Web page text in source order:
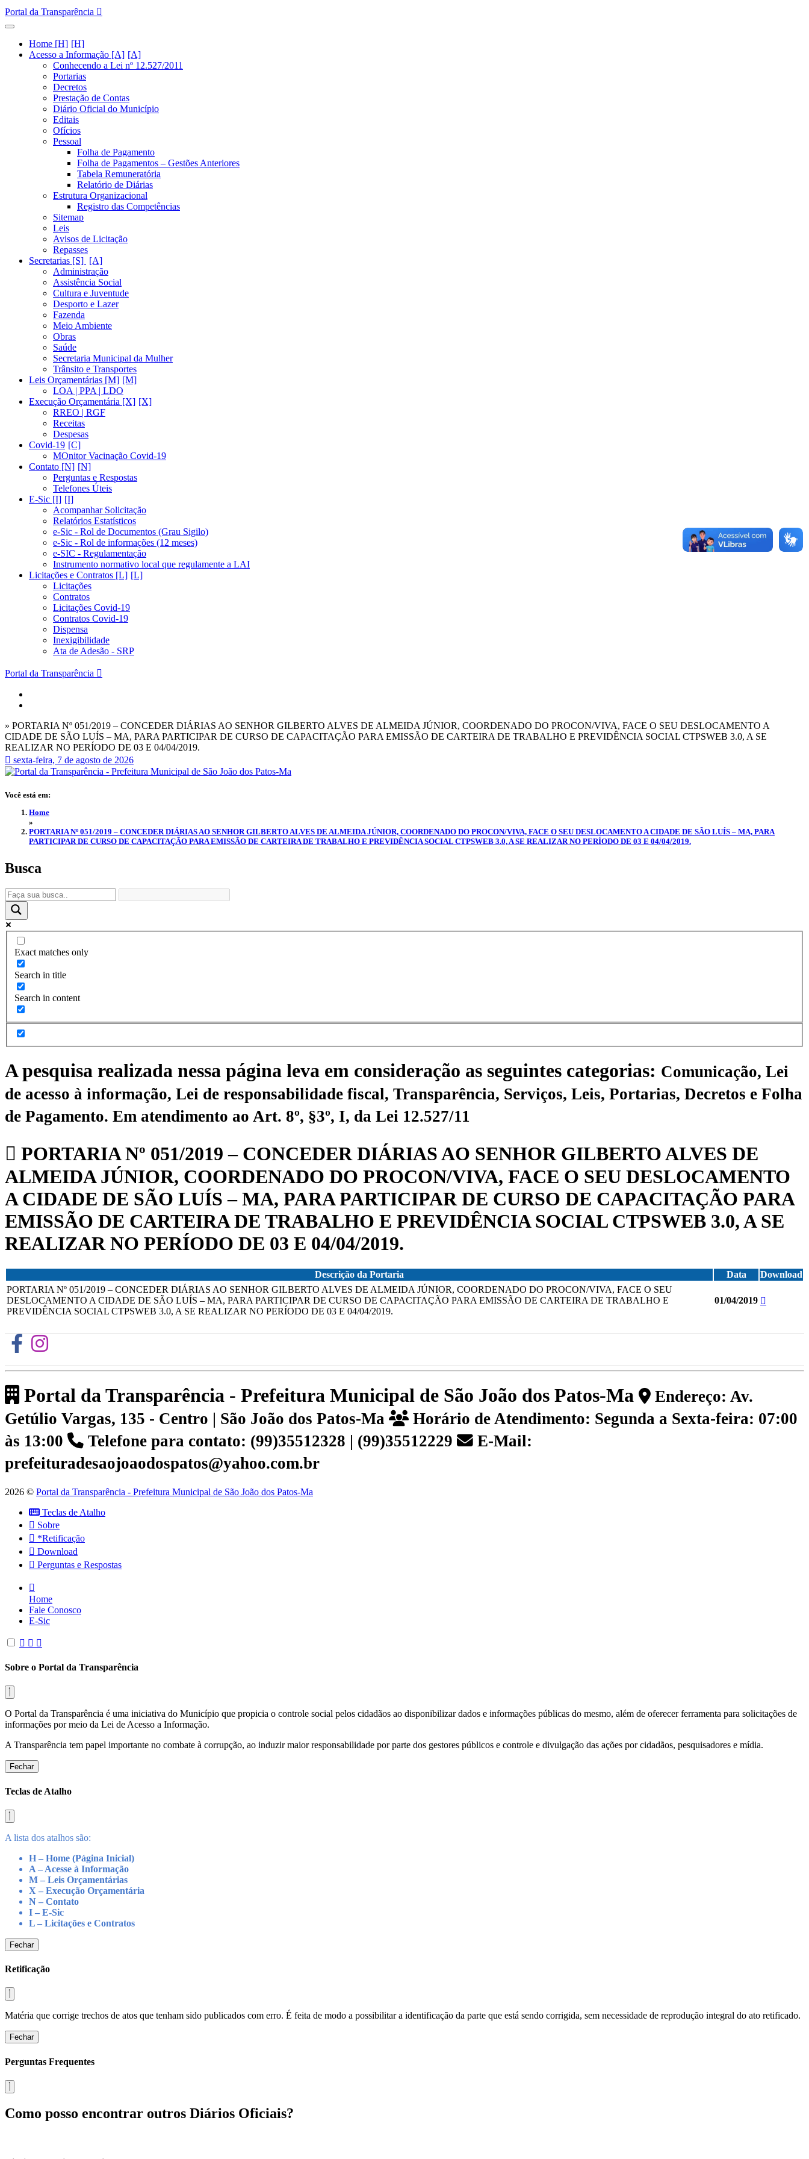
Portal da Transparência
Home [H]
Acesso a Informação [A]
Conhecendo a Lei nº 12.527/2011
Portarias
Decretos
Prestação de Contas
Diário Oficial do Município
Editais
Ofícios
Pessoal
Folha de Pagamento
Folha de Pagamentos – Gestões Anteriores
Tabela Remuneratória
Relatório de Diárias
Estrutura Organizacional
Registro das Competências
Sitemap
Leis
Avisos de Licitação
Repasses
Secretarias [S]
Administração
Assistência Social
Cultura e Juventude
Desporto e Lazer
Fazenda
Meio Ambiente
Obras
Saúde
Secretaria Municipal da Mulher
Trânsito e Transportes
Leis Orçamentárias [M]
LOA | PPA | LDO
Execução Orçamentária [X]
RREO | RGF
Receitas
Despesas
Covid-19
MOnitor Vacinação Covid-19
Contato [N]
Perguntas e Respostas
Telefones Úteis
E-Sic [I]
Acompanhar Solicitação
Relatórios Estatísticos
e-Sic - Rol de Documentos (Grau Sigilo)
e-Sic - Rol de informações (12 meses)
e-SIC - Regulamentação
Instrumento normativo local que regulamente a LAI
Licitações e Contratos [L]
Licitações
Contratos
Licitações Covid-19
Contratos Covid-19
Dispensa
Inexigibilidade
Ata de Adesão - SRP
Portal da Transparência
» PORTARIA Nº 051/2019 – CONCEDER DIÁRIAS AO SENHOR GILBERTO ALVES DE ALMEIDA JÚNIOR, COORDENADO DO PROCON/VIVA, FACE O SEU DESLOCAMENTO A
CIDADE DE SÃO LUÍS – MA, PARA PARTICIPAR DE CURSO DE CAPACITAÇÃO PARA EMISSÃO DE CARTEIRA DE TRABALHO E PREVIDÊNCIA SOCIAL CTPSWEB 3.0, A SE
REALIZAR NO PERÍODO DE 03 E 04/04/2019.
sexta-feira, 7 de agosto de 2026
Você está em:
Home
»
PORTARIA Nº 051/2019 – CONCEDER DIÁRIAS AO SENHOR GILBERTO ALVES DE ALMEIDA JÚNIOR, COORDENADO DO PROCON/VIVA, FACE O SEU DESLOCAMENTO A CIDADE DE SÃO LUÍS – MA, PARA
PARTICIPAR DE CURSO DE CAPACITAÇÃO PARA EMISSÃO DE CARTEIRA DE TRABALHO E PREVIDÊNCIA SOCIAL CTPSWEB 3.0, A SE REALIZAR NO PERÍODO DE 03 E 04/04/2019.
Busca
Exact matches only
Search in title
Search in content
A pesquisa realizada nessa página leva em consideração as seguintes categorias: Comunicação, Lei
de acesso à informação, Lei de responsabilidade fiscal, Transparência, Serviços, Leis, Portarias, Decretos e Folha
de Pagamento. Em atendimento ao Art. 8º, §3º, I, da Lei 12.527/11
PORTARIA Nº 051/2019 – CONCEDER DIÁRIAS AO SENHOR GILBERTO ALVES DE
ALMEIDA JÚNIOR, COORDENADO DO PROCON/VIVA, FACE O SEU DESLOCAMENTO
A CIDADE DE SÃO LUÍS – MA, PARA PARTICIPAR DE CURSO DE CAPACITAÇÃO PARA
EMISSÃO DE CARTEIRA DE TRABALHO E PREVIDÊNCIA SOCIAL CTPSWEB 3.0, A SE
REALIZAR NO PERÍODO DE 03 E 04/04/2019.
Descrição da Portaria Data
Download
PORTARIA Nº 051/2019 – CONCEDER DIÁRIAS AO SENHOR GILBERTO ALVES DE ALMEIDA JÚNIOR, COORDENADO DO PROCON/VIVA, FACE O SEU
DESLOCAMENTO A CIDADE DE SÃO LUÍS – MA, PARA PARTICIPAR DE CURSO DE CAPACITAÇÃO PARA EMISSÃO DE CARTEIRA DE TRABALHO E
PREVIDÊNCIA SOCIAL CTPSWEB 3.0, A SE REALIZAR NO PERÍODO DE 03 E 04/04/2019.
01/04/2019
Portal da Transparência - Prefeitura Municipal de São João dos Patos-Ma
Endereço: Av.
Getúlio Vargas, 135 - Centro | São João dos Patos-Ma
Horário de Atendimento: Segunda a Sexta-feira: 07:00
às 13:00
Telefone para contato: (99)35512328 | (99)35512229
E-Mail:
prefeituradesaojoaodospatos@yahoo.com.br
2026 © Portal da Transparência - Prefeitura Municipal de São João dos Patos-Ma
Teclas de Atalho
Sobre
*Retificação
Download
Perguntas e Respostas
Home
Fale Conosco
E-Sic
Sobre o Portal da Transparência
O Portal da Transparência é uma iniciativa do Município que propicia o controle social pelos cidadãos ao disponibilizar dados e informações públicas do mesmo, além de oferecer ferramenta para solicitações de
informações por meio da Lei de Acesso a Informação.
A Transparência tem papel importante no combate à corrupção, ao induzir maior responsabilidade por parte dos gestores públicos e controle e divulgação das ações por cidadãos, pesquisadores e mídia.
Fechar
Teclas de Atalho
A lista dos atalhos são:
H – Home (Página Inicial)
A – Acesse à Informação
M – Leis Orçamentárias
X – Execução Orçamentária
N – Contato
I – E-Sic
L – Licitações e Contratos
Fechar
Retificação
Matéria que corrige trechos de atos que tenham sido publicados com erro. É feita de modo a possibilitar a identificação da parte que está sendo corrigida, sem necessidade de reprodução integral do ato retificado.
Fechar
Perguntas Frequentes
Como posso encontrar outros Diários Oficiais?